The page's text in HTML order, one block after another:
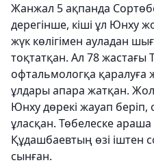
Жанжал 5 ақпанда
дерегінше, кіші ұл Юнху
жүк көлігімен ауладан
тоқтатқан. Ал 78 жастағы
офтальмологқа
ұлдары апара жатқан.
Юнху дөрекі жауап
ұласқан. Төбелеске араша
Құдашбаевтың өзі іштен
сынған.